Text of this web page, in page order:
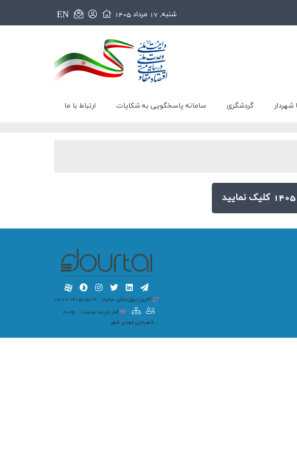
شنبه, 17 مرداد 1405 EN
شهردار گردشگری سامانه پاسخگویی به شکایات ارتباط با ما
آخرین بروزرسانی سایت : 1405/05/14 08:17
آمار بازدید سایت :
2075
.: شهرداری مهدی شهر :.